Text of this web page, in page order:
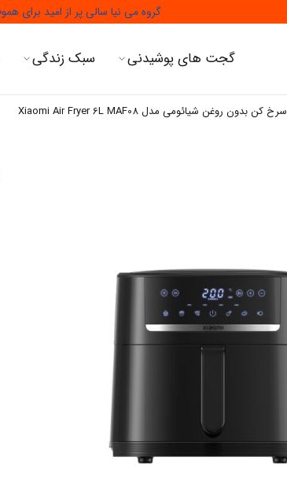
گروه می نیا سالی پر از امید برای
گجت های پوشیدنی سبک زندگی
سرخ کن بدون روغن شیائومی مدل Xiaomi Air Fryer 6L MAF08